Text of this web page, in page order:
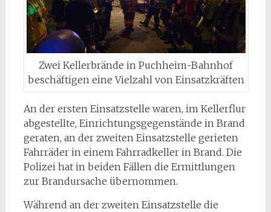
Zwei Kellerbrände in Puchheim-Bahnhof
beschäftigen eine Vielzahl von Einsatzkräften
An der ersten Einsatzstelle waren, im Kellerflur
abgestellte, Einrichtungsgegenstände in Brand
geraten, an der zweiten Einsatzstelle gerieten
Fahrräder in einem Fahrradkeller in Brand. Die
Polizei hat in beiden Fällen die Ermittlungen
zur Brandursache übernommen.
Während an der zweiten Einsatzstelle die